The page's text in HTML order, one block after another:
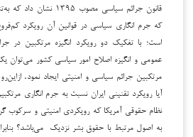
قانون جرائم سیاسی مصوب
که جرم انگاری سیاسی در قوانین آن رویکرد
است؛ با تفکیک دو رویکرد انگیزه مرتکبین در
عمومی و انگیزه اصلاح امور سیاسی کشور می‌توان
مرتکبین جرائم سیاسی و امنیتی ایجاد نمود.
آیا رویکرد تقنینی ایران نسبت به جرم انگاری
نظام حقوقی آمریکا که رویکردی امنیتی و سرکوب
به اصول مرتبط با حقوق بشر نزدیک می‌باشد؟